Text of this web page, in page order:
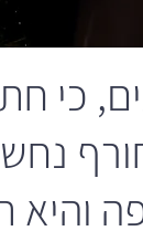
כי
והיא